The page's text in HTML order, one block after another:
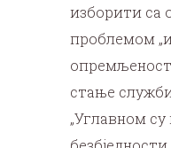
изборити са
проблемом
стање служби
„Углавном